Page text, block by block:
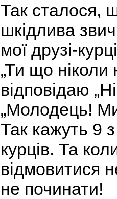
Так сталося,
шкідлива
мої друзі-
„Ти що ніколи
відповідаю
„Молодець!
Так кажуть 9
курців. Та
відмовитися
не починати!